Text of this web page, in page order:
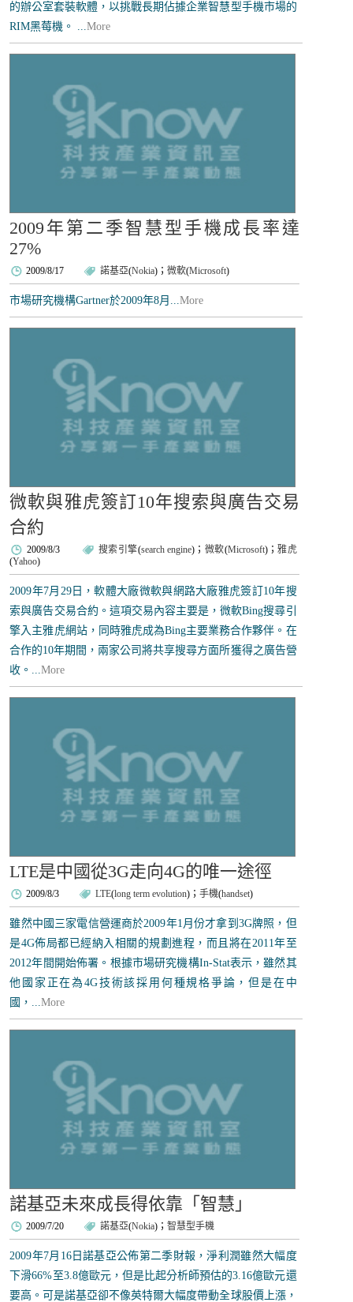
的辦公室套裝軟體，以挑戰長期佔據企業智慧型手機市場的
RIM黑莓機。 ...More
2009年第二季智慧型手機成長率達
27%
2009/8/17 諾基亞(Nokia)；微軟(Microsoft)
市場研究機構Gartner於2009年8月...More
微軟與雅虎簽訂10年搜索與廣告交易
合約
2009/8/3 搜索引擎(search engine)； 微軟(Microsoft)； 雅虎
(Yahoo)
2009年7月29日，軟體大廠微軟與網路大廠雅虎簽訂10年搜
索與廣告交易合約。這項交易內容主要是，微軟Bing搜尋引
擎入主雅虎網站，同時雅虎成為Bing主要業務合作夥伴。在
合作的10年期間，兩家公司將共享搜尋方面所獲得之廣告營
收。...More
LTE是中國從3G走向4G的唯一途徑
2009/8/3 LTE(long term evolution)；手機(handset)
雖然中國三家電信營運商於2009年1月份才拿到3G牌照，但
是4G佈局都已經納入相關的規劃進程，而且將在2011年至
2012年間開始佈署。根據市場研究機構In-Stat表示，雖然其
他國家正在為4G技術該採用何種規格爭論，但是在中
國，...More
諾基亞未來成長得依靠「智慧」
2009/7/20 諾基亞(Nokia)；智慧型手機
2009年7月16日諾基亞公佈第二季財報，淨利潤雖然大幅度
下滑66%至3.8億歐元，但是比起分析師預估的3.16億歐元還
要高。可是諾基亞卻不像英特爾大幅度帶動全球股價上漲，